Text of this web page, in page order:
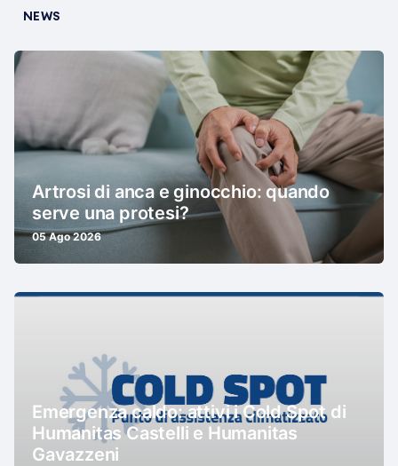
NEWS
Artrosi di anca e ginocchio: quando
serve una protesi?
05 Ago 2026
Emergenza caldo: attivi i Cold Spot di
Humanitas Castelli e Humanitas
Gavazzeni